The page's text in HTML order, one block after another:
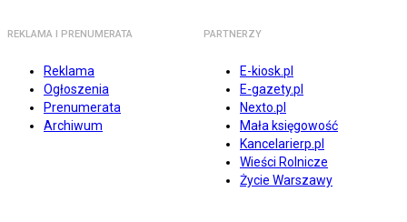
REKLAMA I PRENUMERATA
Reklama
Ogłoszenia
Prenumerata
Archiwum
PARTNERZY
E-kiosk.pl
E-gazety.pl
Nexto.pl
Mała księgowość
Kancelarierp.pl
Wieści Rolnicze
Życie Warszawy